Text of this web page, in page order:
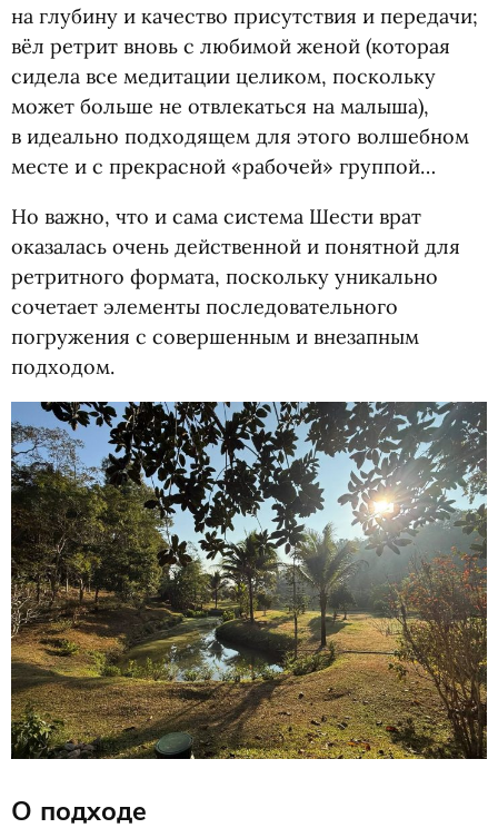
на глубину и качество присутствия и передачи;
вёл ретрит вновь с любимой женой (которая
сидела все медитации целиком, поскольку
может больше не отвлекаться на малыша),
в идеально подходящем для этого волшебном
месте и с прекрасной «рабочей» группой…
Но важно, что и сама система Шести врат
оказалась очень действенной и понятной для
ретритного формата, поскольку уникально
сочетает элементы последовательного
погружения с совершенным и внезапным
подходом.
О подходе